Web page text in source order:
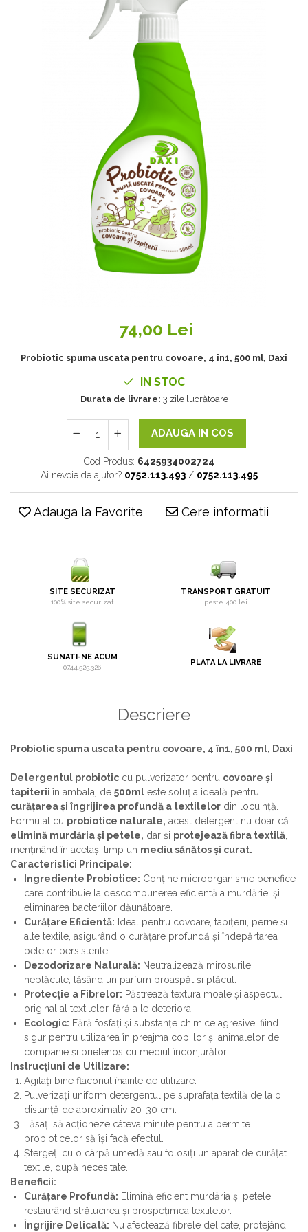
74,00 Lei
Probiotic spuma uscata pentru covoare, 4 în1, 500 ml, Daxi
IN STOC
Durata de livrare: 3 zile lucrătoare
ADAUGA IN COS
Cod Produs: 6425934002724
Ai nevoie de ajutor? 0752.113.493 / 0752.113.495
Adauga la Favorite Cere informatii
SITE SECURIZAT
100% site securizat
TRANSPORT GRATUIT
peste 400 lei
SUNATI-NE ACUM
0744.525.326
PLATA LA LIVRARE
Descriere
Probiotic spuma uscata pentru covoare, 4 în1, 500 ml, Daxi
Detergentul probiotic cu pulverizator pentru covoare și
tapiterii în ambalaj de 500ml este soluția ideală pentru
curățarea și îngrijirea profundă a textilelor din locuință.
Formulat cu probiotice naturale, acest detergent nu doar că
elimină murdăria și petele, dar și protejează fibra textilă
menținând în același timp un mediu sănătos și curat.
Caracteristici Principale:
Ingrediente Probiotice: Conține microorganisme benefice
care contribuie la descompunerea eficientă a murdăriei și
eliminarea bacteriilor dăunătoare.
Curățare Eficientă: Ideal pentru covoare, tapițerii, perne și
alte textile, asigurând o curățare profundă și îndepărtarea
petelor persistente.
Dezodorizare Naturală: Neutralizează mirosurile
neplăcute, lăsând un parfum proaspăt și plăcut.
Protecție a Fibrelor: Păstrează textura moale și aspectul
original al textilelor, fără a le deteriora.
Ecologic: Fără fosfați și substanțe chimice agresive, fiind
sigur pentru utilizarea în preajma copiilor și animalelor de
companie și prietenos cu mediul înconjurător.
Instrucțiuni de Utilizare:
Agitați bine flaconul înainte de utilizare.
Pulverizați uniform detergentul pe suprafața textilă de la o
distanță de aproximativ 20-30 cm.
Lăsați să acționeze câteva minute pentru a permite
probioticelor să își facă efectul.
Ștergeți cu o cârpă umedă sau folosiți un aparat de curățat
textile, după necesitate.
Beneficii:
Curățare Profundă: Elimină eficient murdăria și petele,
restaurând strălucirea și prospețimea textilelor.
Îngrijire Delicată: Nu afectează fibrele delicate, protejând